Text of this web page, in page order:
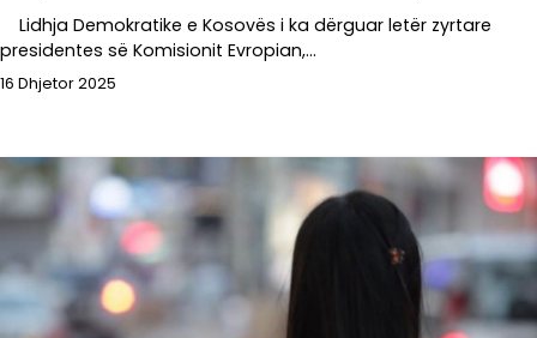
Lidhja Demokratike e Kosovës i ka dërguar letër zyrtare
presidentes së Komisionit Evropian,…
16 Dhjetor 2025